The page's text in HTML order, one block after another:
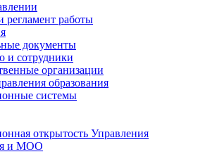
регламент работы
документы
и сотрудники
организации
образования
системы
открытость Управления
и МОО